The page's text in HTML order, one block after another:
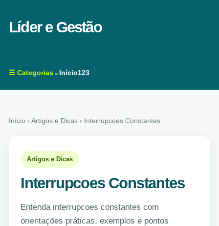
Líder e Gestão
☰ Categorias⌄Início123
Início › Artigos e Dicas › Interrupcoes Constantes
Artigos e Dicas
Interrupcoes Constantes
Entenda interrupcoes constantes com
orientações práticas, exemplos e pontos